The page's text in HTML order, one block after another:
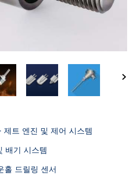
제트 엔진 및 제어 시스템
배기 시스템
홀 드릴링 센서